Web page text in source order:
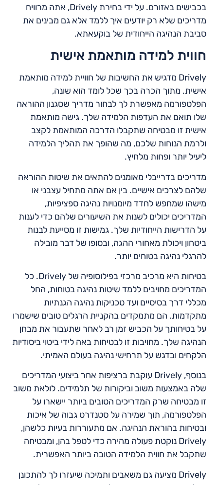
בכבישים באזורם. על ידי בחירת Drively, אתה מרוויח
מדריכים שלא רק יודעים איך ללמד אלא גם מבינים את
סביבת הנהיגה הייחודית של בוקעאתא.
חווית למידה מותאמת אישית
Drively מדגיש את החשיבות של חוויית למידה מותאמת
אישית. מתוך הכרה בכך שכל לומד הוא שונה,
הפלטפורמה מאפשרת לך לבחור מדריך שסגנון ההוראה
שלו תואם את העדפות הלמידה שלך. גישה מותאמת
אישית זו מבטיחה שתקבלו הדרכה המותאמת לקצב
ולרמת הנוחות שלכם, מה שהופך את תהליך הלמידה
ליעיל יותר ופחות מלחיץ.
מדריכים בדרייבלי מאומנים להתאים את שיטות ההוראה
שלהם לצרכים אישיים. בין אם אתה מתחיל עצבני או
מישהו שמחפש לחדד מיומנויות נהיגה ספציפיות,
המדריכים יכולים לשנות את השיעורים שלהם כדי לענות
על הדרישות הייחודיות שלך. גמישות זו מסייעת לבנות
ביטחון ויכולת מאחורי ההגה, ובסופו של דבר מובילה
להרגלי נהיגה בטוחים יותר.
בטיחות היא מרכיב מרכזי בפילוסופיה של Drively. כל
המדריכים מחויבים ללמד שיטות נהיגה בטוחות, החל
מכללי דרך בסיסיים ועד טכניקות נהיגה הגנתיות
מתקדמות. הם מתמקדים בהקניית הרגלים טובים שישמרו
על בטיחותך על הכביש זמן רב לאחר שתעבור את מבחן
הנהיגה שלך. מחויבות זו לבטיחות באה לידי ביטוי ביסודיות
הלקחים ובדגש על תרחישי נהיגה בעולם האמיתי.
בנוסף, Drively עוקבת ברציפות אחר ביצועי המדריכים
שלה באמצעות משוב וביקורות של תלמידים. לולאת משוב
זו מבטיחה שרק המדריכים הטובים ביותר יישארו על
הפלטפורמה, תוך שמירה על סטנדרט גבוה של איכות
ובטיחות בהוראת הנהיגה. אם מתעוררות בעיות כלשהן,
Drively נוקטת פעולה מהירה כדי לטפל בהן, ומבטיחה
שתקבל את חווית הלמידה הטובה ביותר האפשרית.
Drively מציעה גם משאבים ותמיכה שיעזרו לך להתכונן